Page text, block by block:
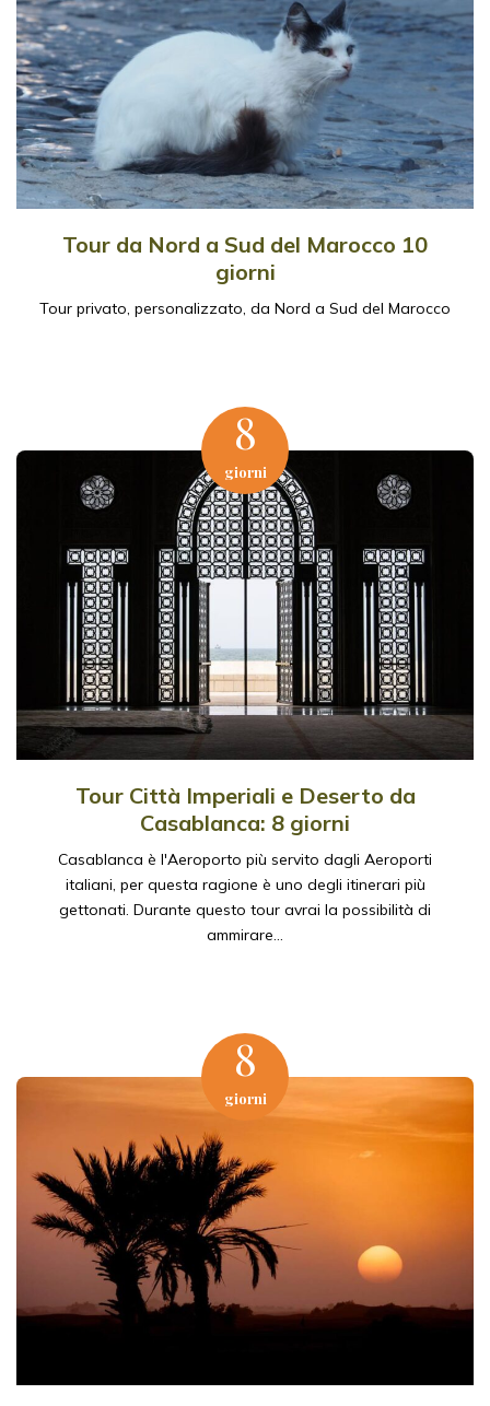
Tour da Nord a Sud del Marocco 10
giorni
Tour privato, personalizzato, da Nord a Sud del Marocco
8
giorni
Tour Città Imperiali e Deserto da
Casablanca: 8 giorni
Casablanca è l'Aeroporto più servito dagli Aeroporti
italiani, per questa ragione è uno degli itinerari più
gettonati. Durante questo tour avrai la possibilità di
ammirare…
8
giorni